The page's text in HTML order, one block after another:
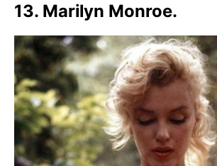
13. Marilyn Monroe.